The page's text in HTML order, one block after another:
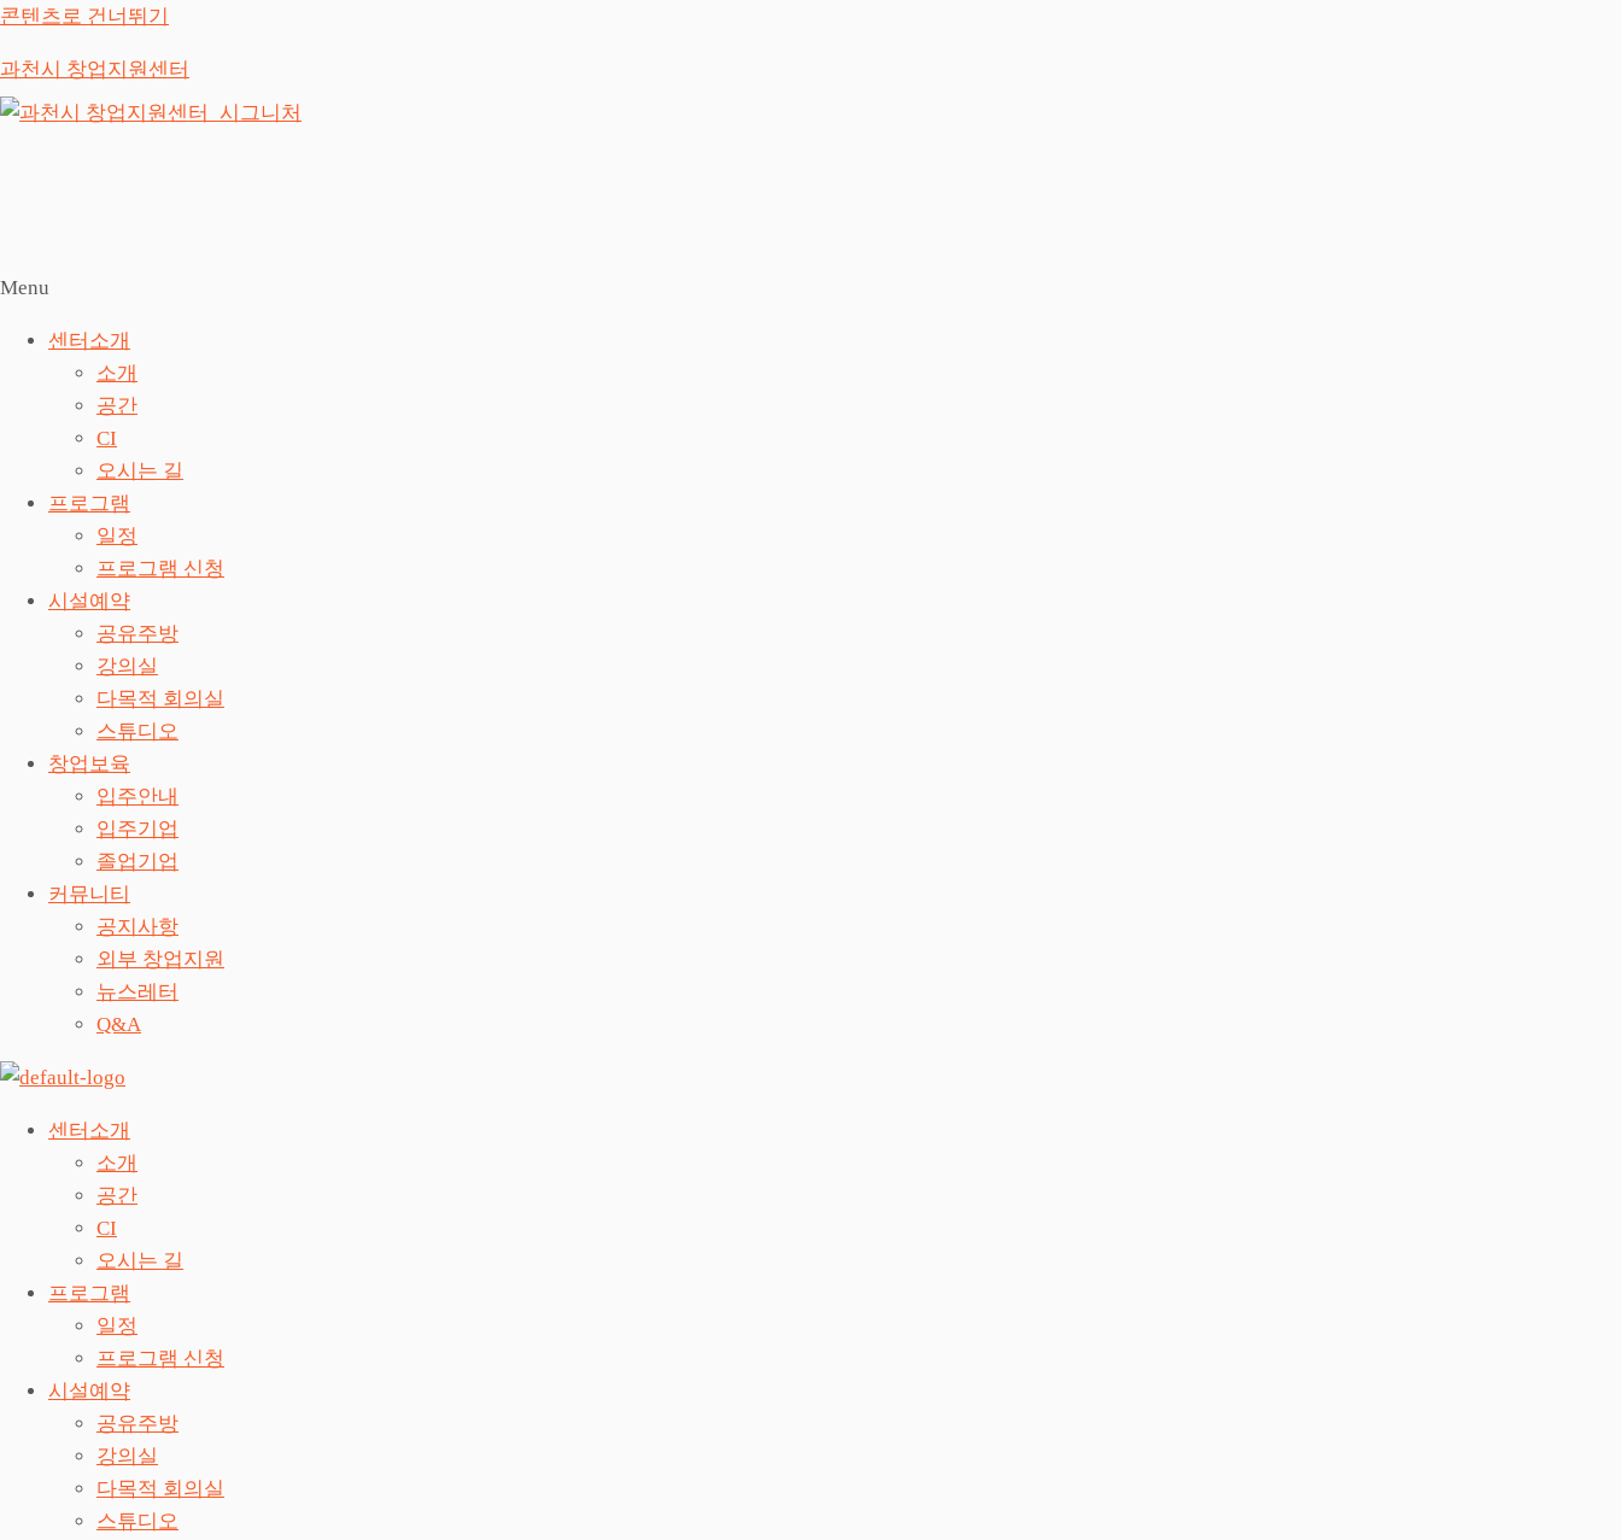
콘텐츠로 건너뛰기
과천시 창업지원센터
Menu
센터소개
소개
공간
CI
오시는 길
프로그램
일정
프로그램 신청
시설예약
공유주방
강의실
다목적 회의실
스튜디오
창업보육
입주안내
입주기업
졸업기업
커뮤니티
공지사항
외부 창업지원
뉴스레터
Q&A
센터소개
소개
공간
CI
오시는 길
프로그램
일정
프로그램 신청
시설예약
공유주방
강의실
다목적 회의실
스튜디오